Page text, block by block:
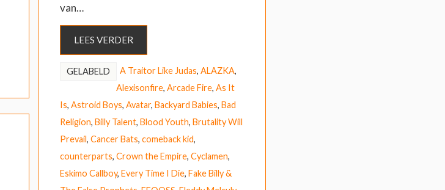
van…
LEES VERDER
GELABELD A Traitor Like Judas, ALAZKA,
Alexisonfire, Arcade Fire, As It
Is, Astroid Boys, Avatar, Backyard Babies, Bad
Religion, Billy Talent, Blood Youth, Brutality Will
Prevail, Cancer Bats, comeback kid,
counterparts, Crown the Empire, Cyclamen,
Eskimo Callboy, Every Time I Die, Fake Billy &